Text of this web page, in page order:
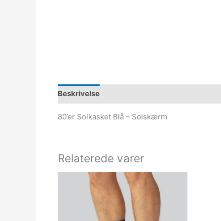
Beskrivelse
80’er Solkasket Blå – Solskærm
Relaterede varer